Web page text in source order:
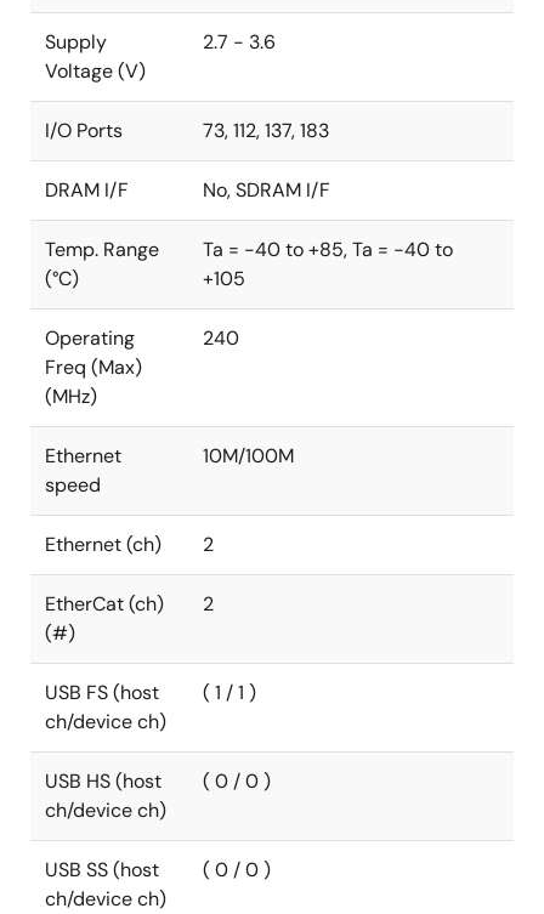
Supply
Voltage (V)
2.7 - 3.6
I/O Ports 73, 112, 137, 183
DRAM I/F No, SDRAM I/F
Temp. Range
(°C)
Ta = -40 to +85, Ta = -40 to
+105
Operating
Freq (Max)
(MHz)
240
Ethernet
speed
10M/100M
Ethernet (ch) 2
EtherCat (ch)
(#)
2
USB FS (host
ch/device ch)
( 1 / 1 )
USB HS (host
ch/device ch)
( 0 / 0 )
USB SS (host
ch/device ch)
( 0 / 0 )